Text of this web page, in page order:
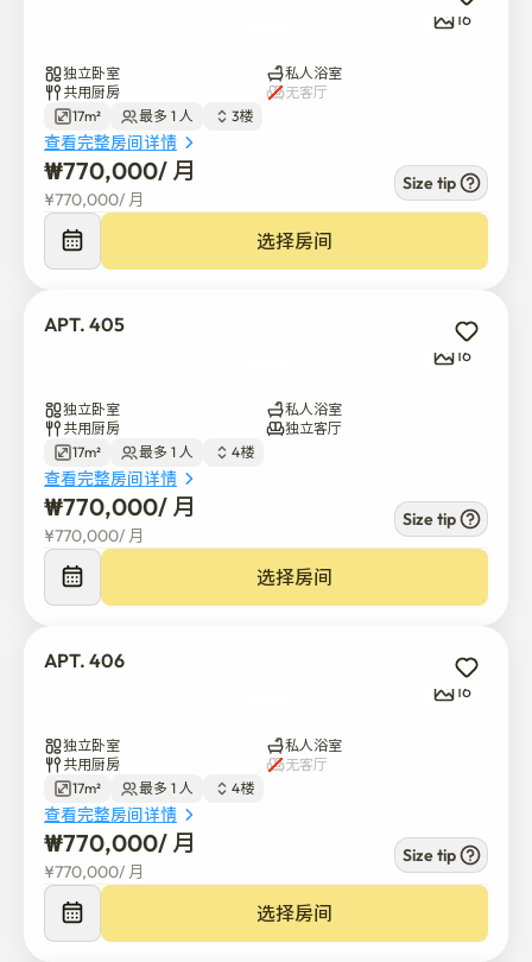
16
独立卧室
私人浴室
共用厨房
无客厅
17m²
最多 1 人 3楼
查看完整房间详情
₩770,000/ 月
¥770,000/ 月
Size tip
选择房间
APT. 405
16
独立卧室
私人浴室
共用厨房
独立客厅
17m²
最多 1 人 4楼
查看完整房间详情
₩770,000/ 月
¥770,000/ 月
Size tip
选择房间
APT. 406
16
独立卧室
私人浴室
共用厨房
无客厅
17m²
最多 1 人 4楼
查看完整房间详情
₩770,000/ 月
¥770,000/ 月
Size tip
选择房间